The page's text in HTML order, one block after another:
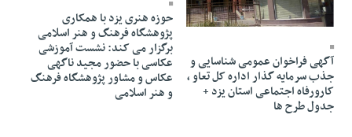
08 Mordad 1399 - 16:17
آگهی فراخوان عمومی شناسایی و
جذب سرمایه گذار اداره کل تعاو ،
کارورفاه اجتماعی استان یزد +
جدول طرح ها
حوزه هنری یزد با همکاری
پژوهشگاه فرهنگ و هنر اسلامی
برگزار می کند: نشست آموزشی
عکاسی با حضور مجید ناگهی
عکاس و مشاور پژوهشگاه فرهنگ
و هنر اسلامی